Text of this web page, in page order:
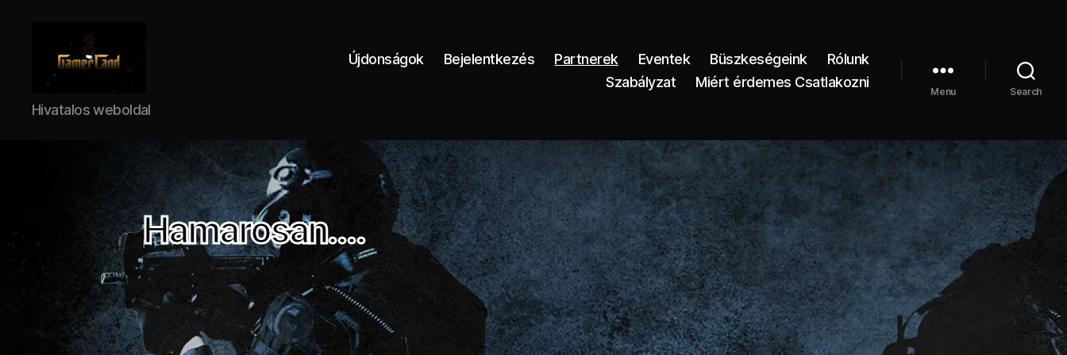
Hivatalos weboldal
Újdonságok Bejelentkezés Partnerek Eventek Büszkeségeink
Rólunk
Szabályzat
Miért érdemes Csatlakozni
Menu Search
Hamarosan....